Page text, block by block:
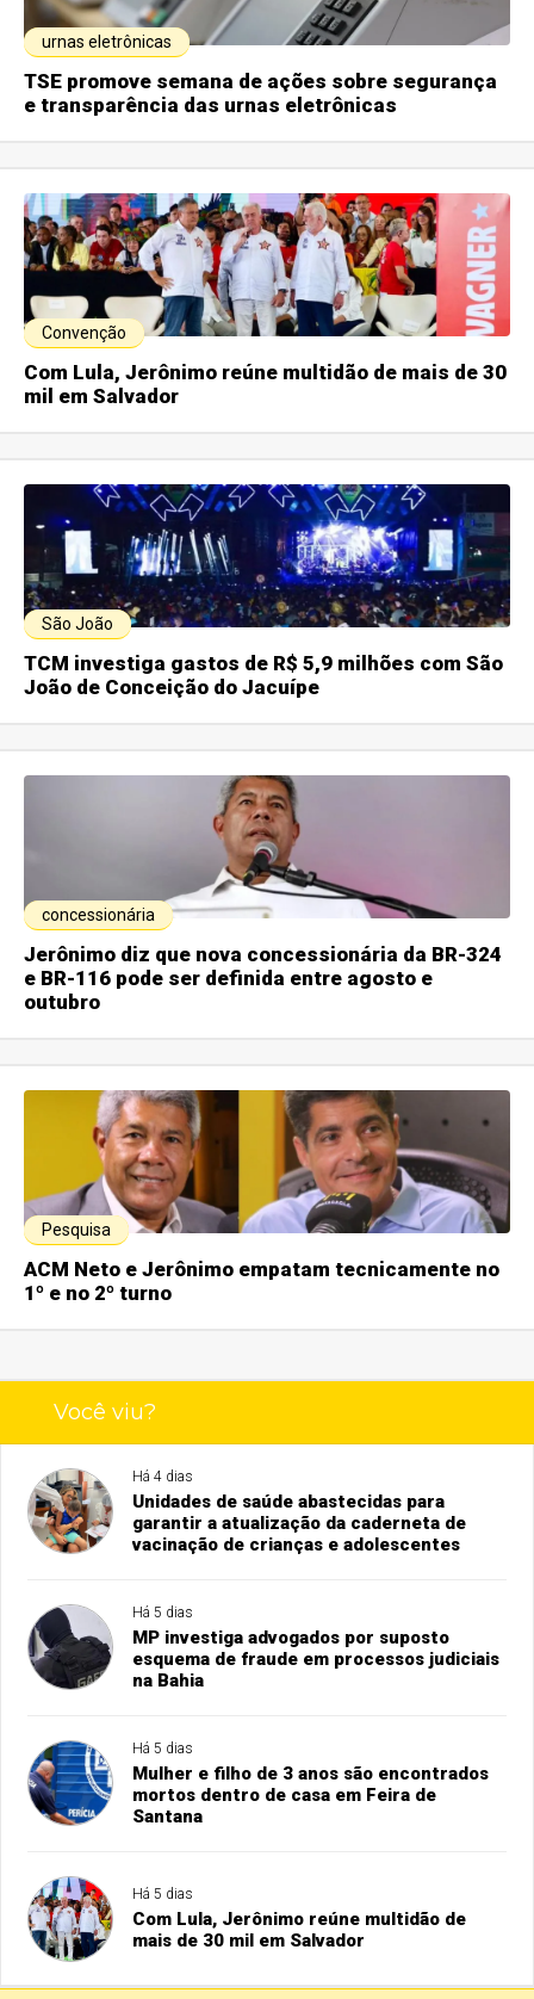
urnas eletrônicas
TSE promove semana de ações sobre segurança
e transparência das urnas eletrônicas
Convenção
Com Lula, Jerônimo reúne multidão de mais de 30
mil em Salvador
São João
TCM investiga gastos de R$ 5,9 milhões com São
João de Conceição do Jacuípe
concessionária
Jerônimo diz que nova concessionária da BR-324
e BR-116 pode ser definida entre agosto e
outubro
Pesquisa
ACM Neto e Jerônimo empatam tecnicamente no
1º e no 2º turno
Você viu?
Há 4 dias
Unidades de saúde abastecidas para
garantir a atualização da caderneta de
vacinação de crianças e adolescentes
Há 5 dias
MP investiga advogados por suposto
esquema de fraude em processos judiciais
na Bahia
Há 5 dias
Mulher e filho de 3 anos são encontrados
mortos dentro de casa em Feira de
Santana
Há 5 dias
Com Lula, Jerônimo reúne multidão de
mais de 30 mil em Salvador